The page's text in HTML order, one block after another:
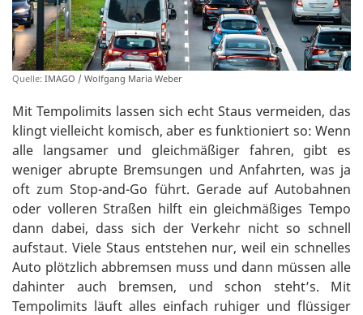
Quelle: IMAGO / Wolfgang Maria Weber
Mit Tempolimits lassen sich echt Staus vermeiden, das
klingt vielleicht komisch, aber es funktioniert so: Wenn
alle langsamer und gleichmäßiger fahren, gibt es
weniger abrupte Bremsungen und Anfahrten, was ja
oft zum Stop-and-Go führt. Gerade auf Autobahnen
oder volleren Straßen hilft ein gleichmäßiges Tempo
dann dabei, dass sich der Verkehr nicht so schnell
aufstaut. Viele Staus entstehen nur, weil ein schnelles
Auto plötzlich abbremsen muss und dann müssen alle
dahinter auch bremsen, und schon steht’s. Mit
Tempolimits läuft alles einfach ruhiger und flüssiger